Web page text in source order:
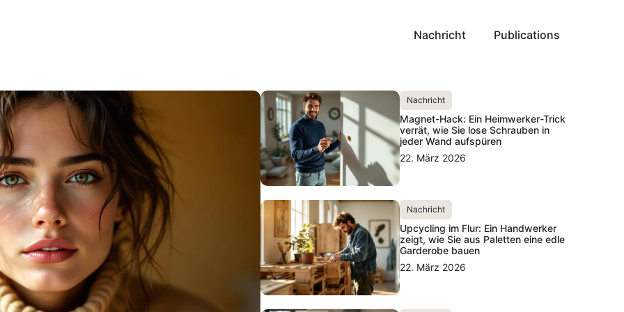
Nachricht Publications
Nachricht
Magnet-Hack: Ein Heimwerker-Trick
verrät, wie Sie lose Schrauben in
jeder Wand aufspüren
22. März 2026
Nachricht
Upcycling im Flur: Ein Handwerker
zeigt, wie Sie aus Paletten eine edle
Garderobe bauen
22. März 2026